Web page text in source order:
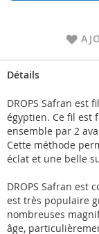
Détails
DROPS Safran est
égyptien. Ce fil est
ensemble par 2
Cette méthode
éclat et une belle
DROPS Safran est
est très populaire
nombreuses
âge,